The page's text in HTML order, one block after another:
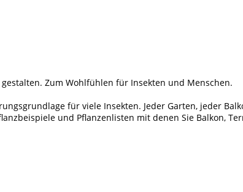
Zum Wohlfühlen für Insekten und Menschen.
für viele Insekten. Jeder Garten, jeder
und Pflanzenlisten mit denen Sie Balkon,